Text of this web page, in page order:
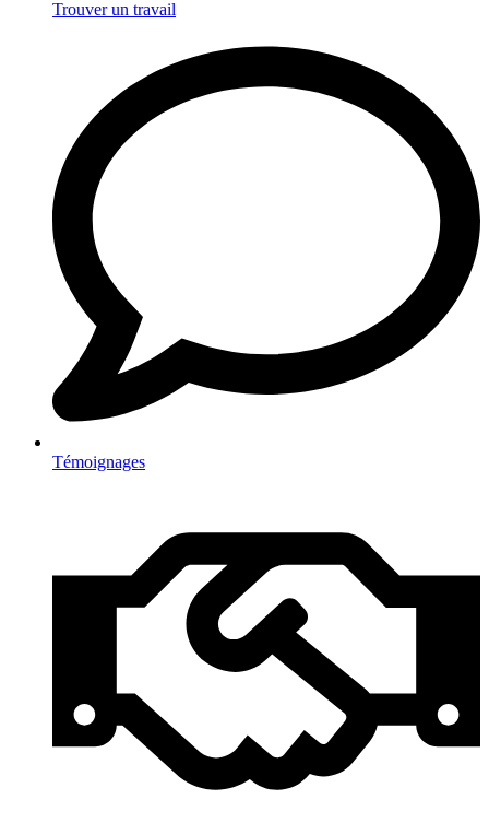
Trouver un travail
Témoignages